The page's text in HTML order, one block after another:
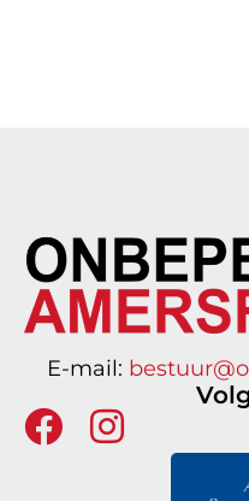
E-mail: